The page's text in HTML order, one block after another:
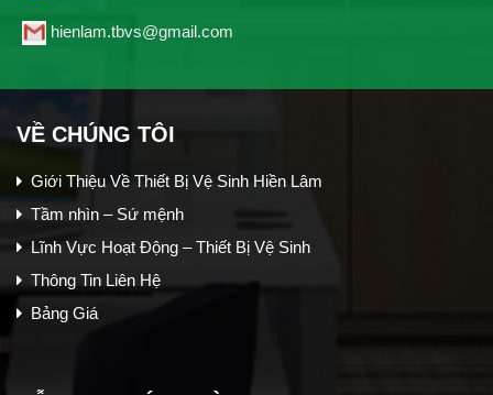
hienlam.tbvs@gmail.com
VỀ CHÚNG TÔI
Giới Thiệu Về Thiết Bị Vệ Sinh Hiền Lâm
Tầm nhìn – Sứ mệnh
Lĩnh Vực Hoạt Động – Thiết Bị Vệ Sinh
Thông Tin Liên Hệ
Bảng Giá